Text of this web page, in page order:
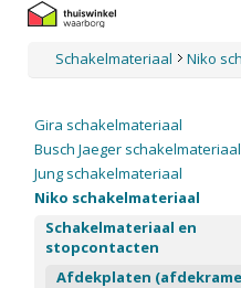
Schakelmateriaal Niko
Gira schakelmateriaal
Busch Jaeger schakelmateriaal
Jung schakelmateriaal
Niko schakelmateriaal
Schakelmateriaal en
stopcontacten
Afdekplaten